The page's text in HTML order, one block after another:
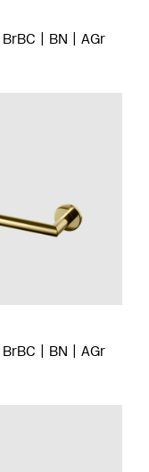
BrBC BN AGr
BrBC BN AGr